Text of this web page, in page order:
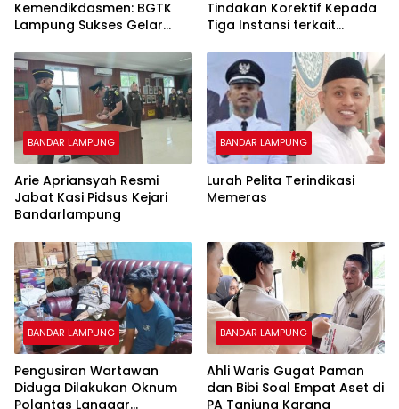
Kemendikdasmen: BGTK
Lampung Sukses Gelar
Kehangatan
Tindakan Korektif Kepada
Tiga Instansi terkait
Pengadaan Tanah Jalan
Tol
BANDAR LAMPUNG
Arie Apriansyah Resmi
Jabat Kasi Pidsus Kejari
Bandarlampung
BANDAR LAMPUNG
Lurah Pelita Terindikasi
Memeras
BANDAR LAMPUNG
Pengusiran Wartawan
Diduga Dilakukan Oknum
Polantas Langgar
BANDAR LAMPUNG
Ahli Waris Gugat Paman
dan Bibi Soal Empat Aset di
PA Tanjung Karang